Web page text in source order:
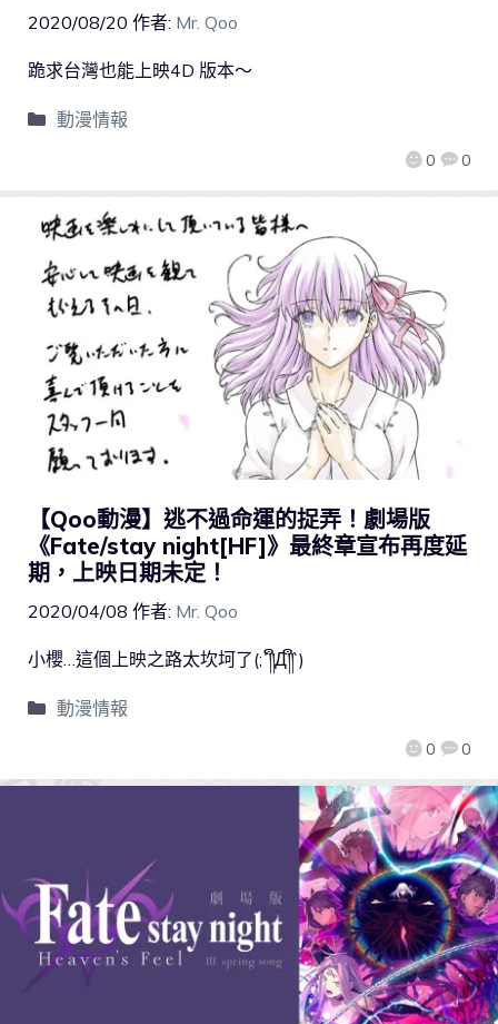
2020/08/20 作者: Mr. Qoo
0 0
跪求台灣也能上映4D 版本～
動漫情報
【Qoo動漫】逃不過命運的捉弄！劇場版
《Fate/stay night[HF]》最終章宣布再度延
期，上映日期未定！
2020/04/08 作者: Mr. Qoo
0 0
小櫻…這個上映之路太坎坷了(;´༎ຶД༎ຶ`)
動漫情報